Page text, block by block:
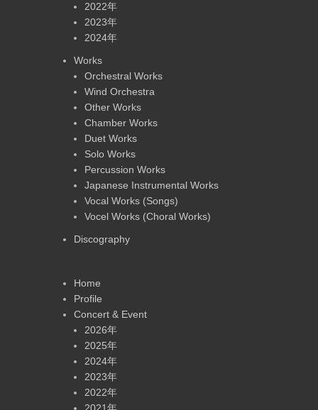
2022年
2023年
2024年
Works
Orchestral Works
Wind Orchestra
Other Works
Chamber Works
Duet Works
Solo Works
Percussion Works
Japanese Instrumental Works
Vocal Works (Songs)
Vocel Works (Choral Works)
Discography
Home
Profile
Concert & Event
2026年
2025年
2024年
2023年
2022年